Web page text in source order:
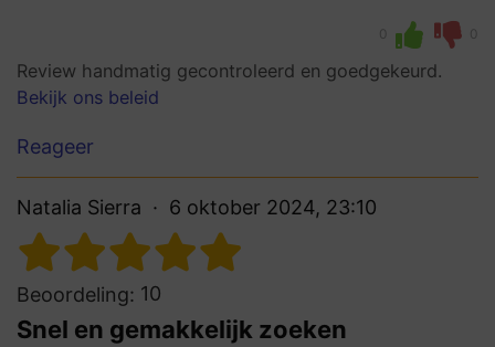
0 0
Review handmatig gecontroleerd en goedgekeurd.
Bekijk ons beleid
Reageer
Natalia Sierra 6 oktober 2024, 23:10
Beoordeling: 10
Snel en gemakkelijk zoeken